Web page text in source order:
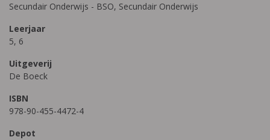
Secundair Onderwijs - BSO, Secundair Onderwijs
Leerjaar
5, 6
Uitgeverij
De Boeck
ISBN
978-90-455-4472-4
Depot